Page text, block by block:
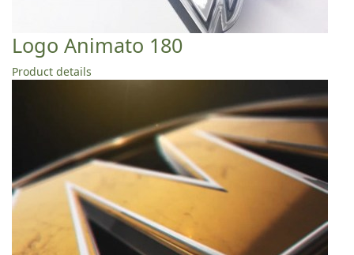
Logo Animato 180
Product details